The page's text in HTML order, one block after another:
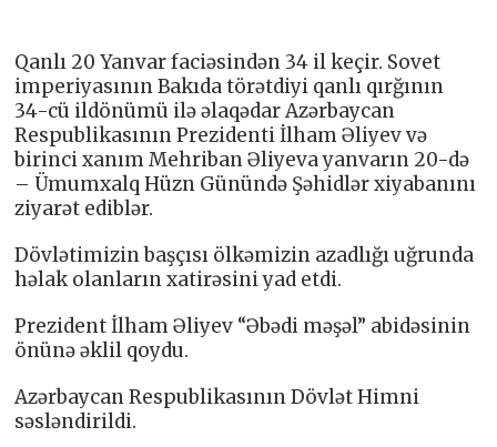
Qanlı 20 Yanvar faciəsindən 34 il keçir. Sovet
imperiyasının Bakıda törətdiyi qanlı qırğının
34-cü ildönümü ilə əlaqədar Azərbaycan
Respublikasının Prezidenti İlham Əliyev və
birinci xanım Mehriban Əliyeva yanvarın 20-də
– Ümumxalq Hüzn Günündə Şəhidlər xiyabanını
ziyarət ediblər.
Dövlətimizin başçısı ölkəmizin azadlığı uğrunda
həlak olanların xatirəsini yad etdi.
Prezident İlham Əliyev “Əbədi məşəl” abidəsinin
önünə əklil qoydu.
Azərbaycan Respublikasının Dövlət Himni
səsləndirildi.